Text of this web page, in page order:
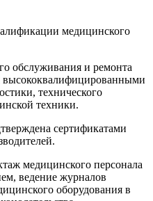
медицинского
обслуживания и ремонта
высококвалифицированными
технического
техники.
сертификатами
медицинского персонала
ведение журналов
оборудования в